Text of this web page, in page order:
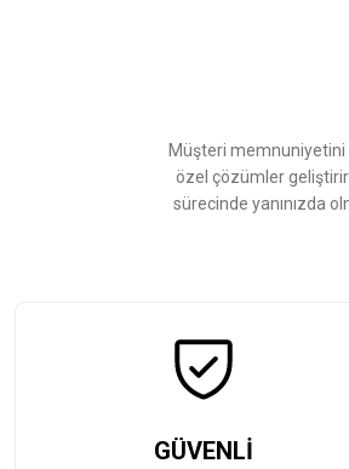
Bu ürüne benzer farklı alternatifler
Müşteri memnuniyetini
özel çözümler
sürecinde yanınızda
GÜVENLİ